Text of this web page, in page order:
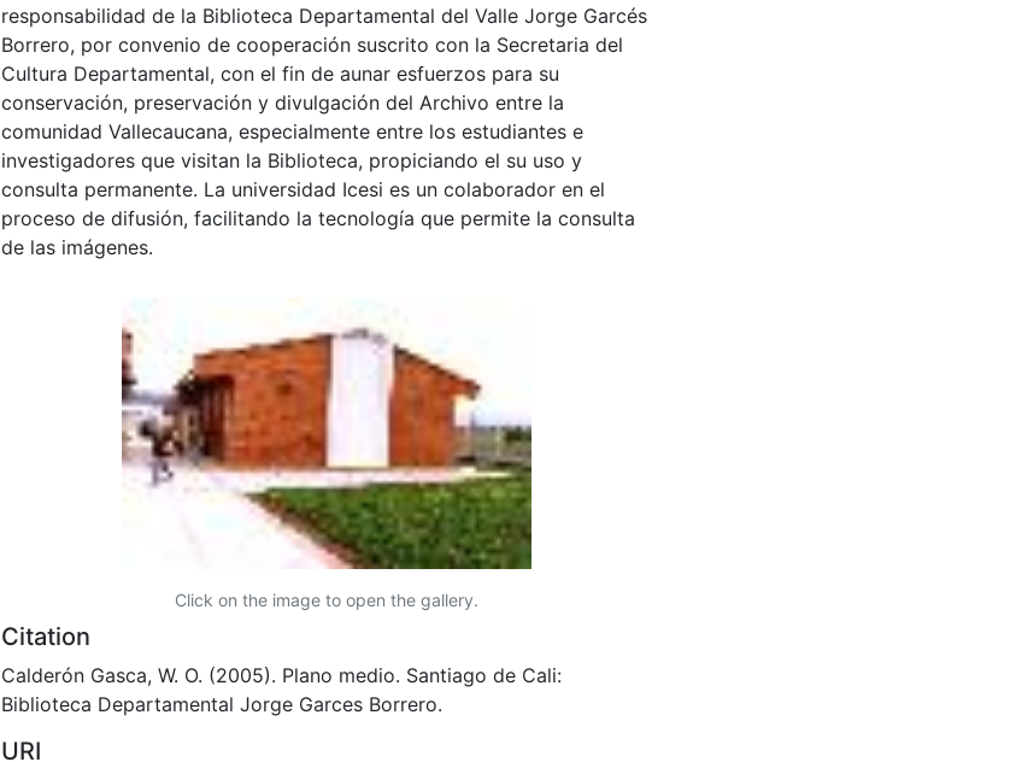
responsabilidad de la Biblioteca Departamental del Valle Jorge Garcés
Borrero, por convenio de cooperación suscrito con la Secretaria del
Cultura Departamental, con el fin de aunar esfuerzos para su
conservación, preservación y divulgación del Archivo entre la
comunidad Vallecaucana, especialmente entre los estudiantes e
investigadores que visitan la Biblioteca, propiciando el su uso y
consulta permanente. La universidad Icesi es un colaborador en el
proceso de difusión, facilitando la tecnología que permite la consulta
de las imágenes.
Click on the image to open the gallery.
Citation
Calderón Gasca, W. O. (2005). Plano medio. Santiago de Cali:
Biblioteca Departamental Jorge Garces Borrero.
URI